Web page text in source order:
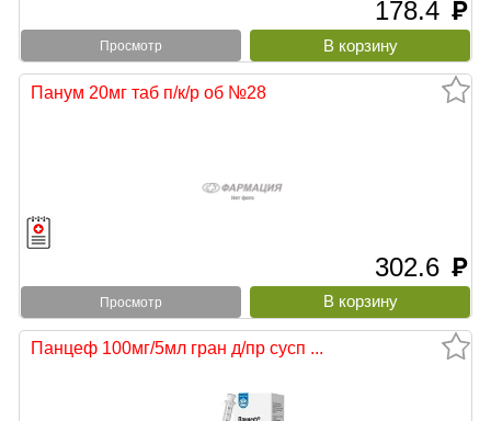
178.4 руб
Просмотр
Панум 20мг таб п/к/р об №28
302.6 руб
Просмотр
Панцеф 100мг/5мл гран д/пр сусп ...